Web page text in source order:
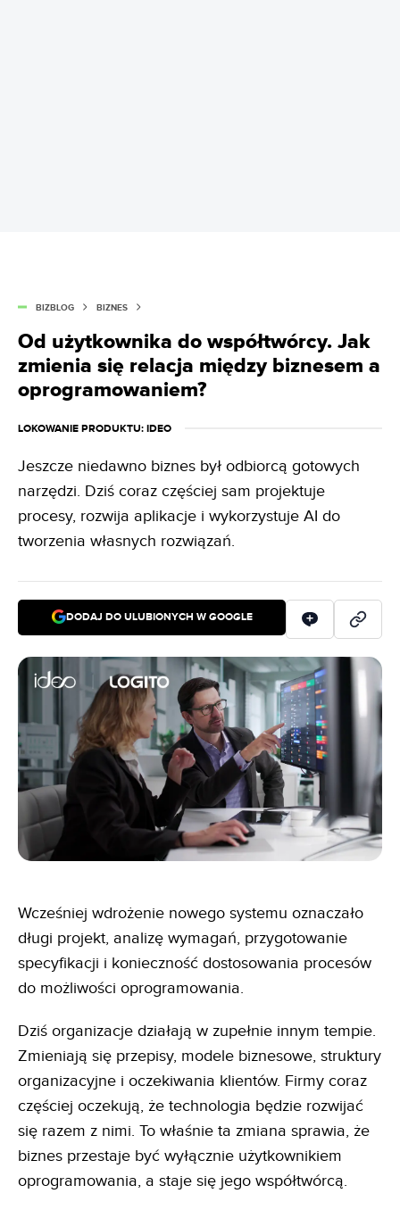
BIZBLOG BIZNES
Od użytkownika do współtwórcy. Jak
zmienia się relacja między biznesem a
oprogramowaniem?
LOKOWANIE PRODUKTU: IDEO
Jeszcze niedawno biznes był odbiorcą gotowych
narzędzi. Dziś coraz częściej sam projektuje
procesy, rozwija aplikacje i wykorzystuje AI do
tworzenia własnych rozwiązań.
DODAJ DO ULUBIONYCH W GOOGLE
Wcześniej wdrożenie nowego systemu oznaczało
długi projekt, analizę wymagań, przygotowanie
specyfikacji i konieczność dostosowania procesów
do możliwości oprogramowania.
Dziś organizacje działają w zupełnie innym tempie.
Zmieniają się przepisy, modele biznesowe, struktury
organizacyjne i oczekiwania klientów. Firmy coraz
częściej oczekują, że technologia będzie rozwijać
się razem z nimi. To właśnie ta zmiana sprawia, że
biznes przestaje być wyłącznie użytkownikiem
oprogramowania, a staje się jego współtwórcą.